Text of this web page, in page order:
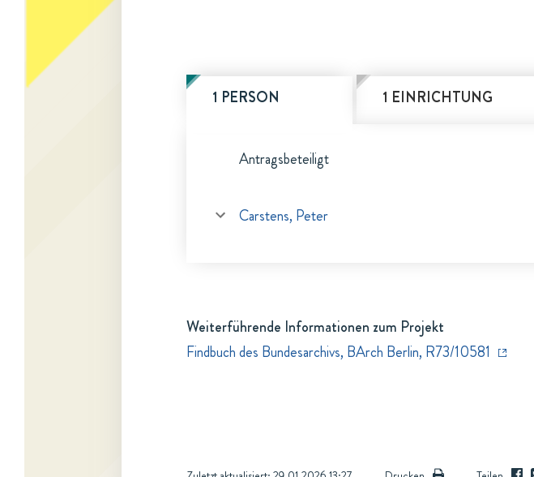
1 PERSON 1 EINRICHTUNG
Antragsbeteiligt
Carstens, Peter
Weiterführende Informationen zum Projekt
Findbuch des Bundesarchivs, BArch Berlin, R73/10581